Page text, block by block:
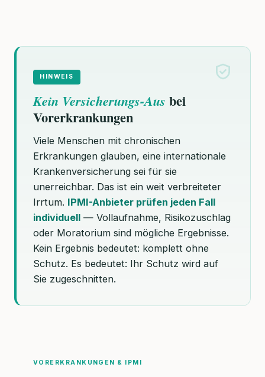
HINWEIS
Kein Versicherungs-Aus bei
Vorerkrankungen
Viele Menschen mit chronischen
Erkrankungen glauben, eine internationale
Krankenversicherung sei für sie
unerreichbar. Das ist ein weit verbreiteter
Irrtum. IPMI-Anbieter prüfen jeden Fall
individuell — Vollaufnahme, Risikozuschlag
oder Moratorium sind mögliche Ergebnisse.
Kein Ergebnis bedeutet: komplett ohne
Schutz. Es bedeutet: Ihr Schutz wird auf
Sie zugeschnitten.
VORERKRANKUNGEN & IPMI